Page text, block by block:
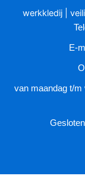
werkkledij
E-
van maandag t/m